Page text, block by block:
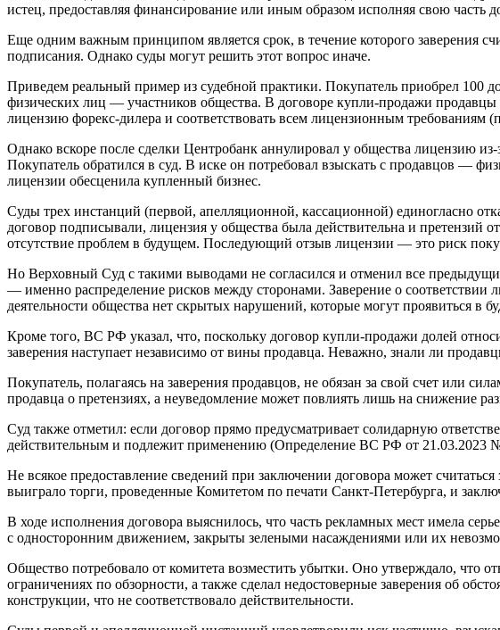
истец, предоставляя финансирование или иным образом исполняя свою часть
Еще одним важным принципом является срок, в течение которого заверения
подписания. Однако суды могут решить этот вопрос иначе.
Приведем реальный пример из судебной практики. Покупатель приобрел 100
физических лиц — участников общества. В договоре купли-продажи продавцы
лицензию форекс-дилера и соответствовать всем лицензионным требованиям
Однако вскоре после сделки Центробанк аннулировал у общества лицензию
Покупатель обратился в суд. В иске он потребовал взыскать с продавцов —
лицензии обесценила купленный бизнес.
Суды трех инстанций (первой, апелляционной, кассационной) единогласно
договор подписывали, лицензия у общества была действительна и претензий
отсутствие проблем в будущем. Последующий отзыв лицензии — это риск
Но Верховный Суд с такими выводами не согласился и отменил все
— именно распределение рисков между сторонами. Заверение о соответствии
деятельности общества нет скрытых нарушений, которые могут проявиться в
Кроме того, ВС РФ указал, что, поскольку договор купли-продажи долей
заверения наступает независимо от вины продавца. Неважно, знали ли
Покупатель, полагаясь на заверения продавцов, не обязан за свой счет или
продавца о претензиях, а неуведомление может повлиять лишь на снижение
Суд также отметил: если договор прямо предусматривает солидарную
действительным и подлежит применению (Определение ВС РФ от 21.03.2023
Не всякое предоставление сведений при заключении договора может
выиграло торги, проведенные Комитетом по печати Санкт-Петербурга, и
В ходе исполнения договора выяснилось, что часть рекламных мест имела
с односторонним движением, закрыты зелеными насаждениями или их
Общество потребовало от комитета возместить убытки. Оно утверждало, что
ограничениях по обзорности, а также сделал недостоверные заверения об
конструкции, что не соответствовало действительности.